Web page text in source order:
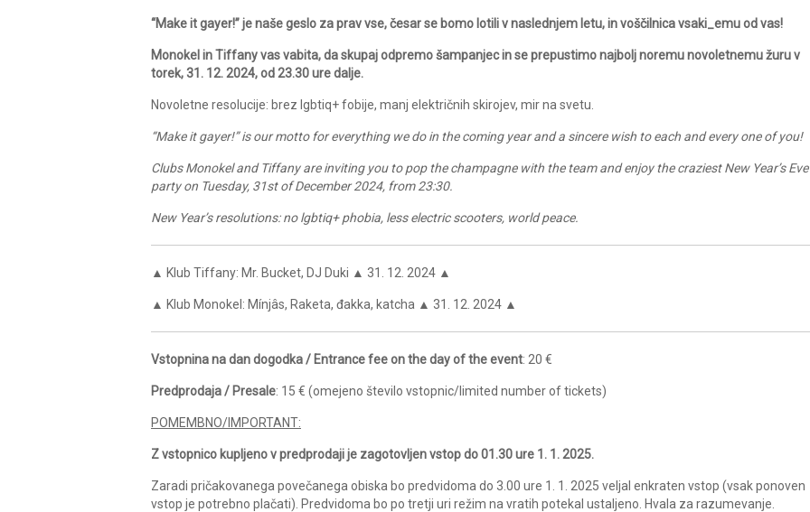
“Make it gayer!” je naše geslo za prav vse, česar se bomo lotili v naslednjem letu, in voščilnica vsaki_emu od vas!
Monokel in Tiffany vas vabita, da skupaj odpremo šampanjec in se prepustimo najbolj noremu novoletnemu žuru v
torek, 31. 12. 2024, od 23.30 ure dalje.
Novoletne resolucije: brez lgbtiq+ fobije, manj električnih skirojev, mir na svetu.
“Make it gayer!” is our motto for everything we do in the coming year and a sincere wish to each and every one of you!
Clubs Monokel and Tiffany are inviting you to pop the champagne with the team and enjoy the craziest New Year’s Eve
party on Tuesday, 31st of December 2024, from 23:30.
New Year’s resolutions: no lgbtiq+ phobia, less electric scooters, world peace.
▲ Klub Tiffany: Mr. Bucket, DJ Duki ▲ 31. 12. 2024 ▲
▲ Klub Monokel: Mínjâs, Raketa, đakka, katcha ▲ 31. 12. 2024 ▲
Vstopnina na dan dogodka / Entrance fee on the day of the event: 20 €
Predprodaja / Presale: 15 € (omejeno število vstopnic/limited number of tickets)
POMEMBNO/IMPORTANT:
Z vstopnico kupljeno v predprodaji je zagotovljen vstop do 01.30 ure 1. 1. 2025.
Zaradi pričakovanega povečanega obiska bo predvidoma do 3.00 ure 1. 1. 2025 veljal enkraten vstop (vsak ponoven
vstop je potrebno plačati). Predvidoma bo po tretji uri režim na vratih potekal ustaljeno. Hvala za razumevanje.